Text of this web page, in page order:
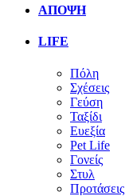
ΑΠΟΨΗ
LIFE
Πόλη
Σχέσεις
Γεύση
Ταξίδι
Ευεξία
Pet Life
Γονείς
Στυλ
Προτάσεις